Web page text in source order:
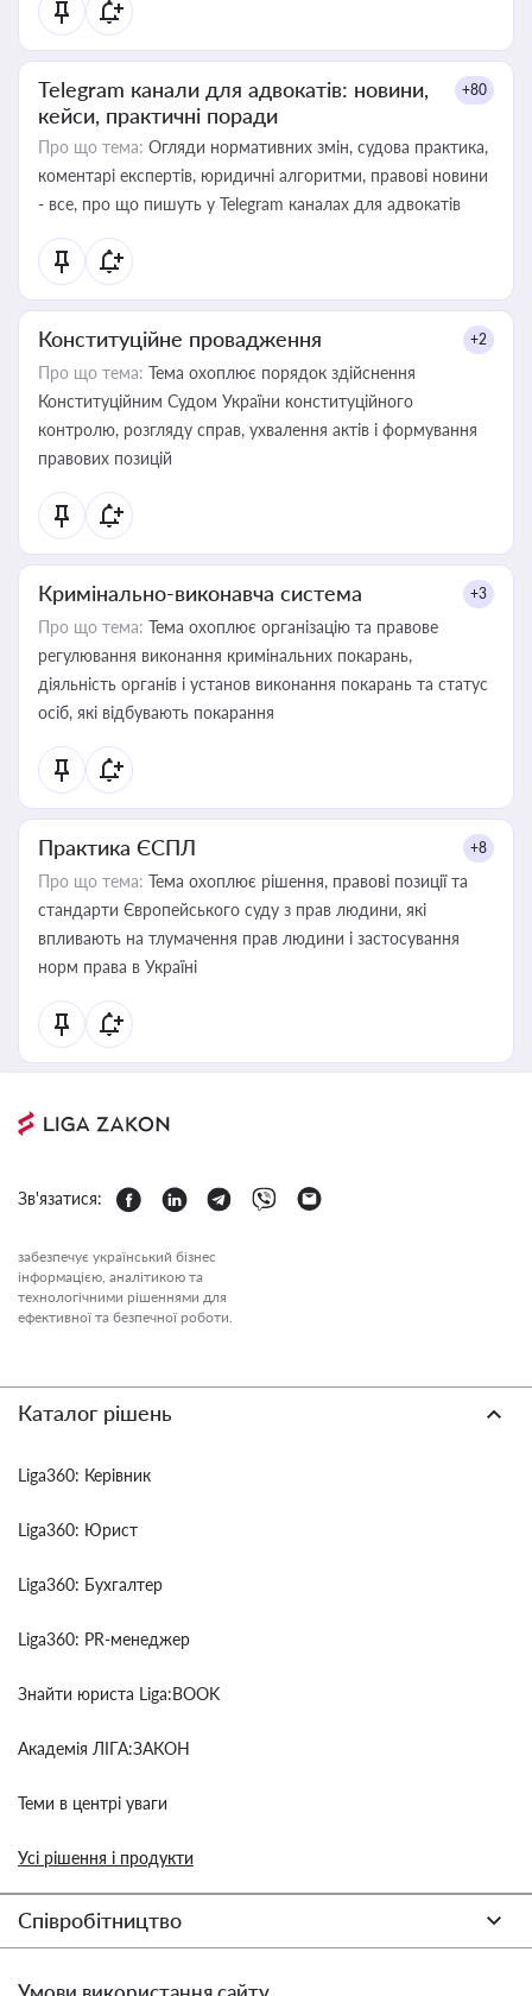
Telegram канали для адвокатів: новини,
кейси, практичні поради
+80
Про що тема: Огляди нормативних змін, судова практика,
коментарі експертів, юридичні алгоритми, правові новини
- все, про що пишуть у Telegram каналах для адвокатів
Конституційне провадження +2
Про що тема: Тема охоплює порядок здійснення
Конституційним Судом України конституційного
контролю, розгляду справ, ухвалення актів і формування
правових позицій
Кримінально-виконавча система +3
Про що тема: Тема охоплює організацію та правове
регулювання виконання кримінальних покарань,
діяльність органів і установ виконання покарань та статус
осіб, які відбувають покарання
Практика ЄСПЛ +8
Про що тема: Тема охоплює рішення, правові позиції та
стандарти Європейського суду з прав людини, які
впливають на тлумачення прав людини і застосування
норм права в Україні
Зв'язатися:
забезпечує український бізнес
інформацією, аналітикою та
технологічними рішеннями для
ефективної та безпечної роботи.
Каталог рішень
Liga360: Керівник
Liga360: Юрист
Liga360: Бухгалтер
Liga360: PR-менеджер
Знайти юриста Liga:BOOK
Академія ЛІГА:ЗАКОН
Теми в центрі уваги
Усі рішення і продукти
Співробітництво